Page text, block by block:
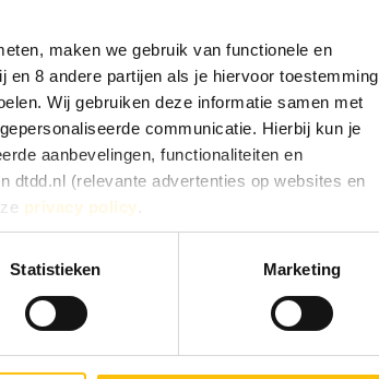
maken we gebruik van functionele en
8 andere partijen als je hiervoor toestemming
Wij gebruiken deze informatie samen met
communicatie. Hierbij kun je
aanbevelingen, functionaliteiten en
dtdd.nl (relevante advertenties op websites en
privacy policy
Via ‘Selectie toestaan’ kun je specifieker
of intrekken via het
cookiebeleid
Statistieken Marketing